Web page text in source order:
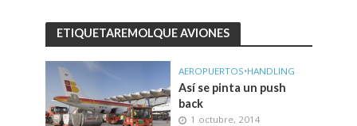
ETIQUETAREMOLQUE AVIONES
AEROPUERTOS•HANDLING
Así se pinta un push
back
1 octubre, 2014